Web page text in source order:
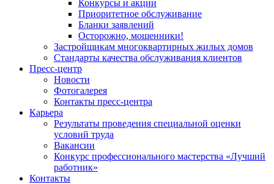
Конкурсы и акции
Приоритетное обслуживание
Бланки заявлений
Осторожно, мошенники!
Застройщикам многоквартирных жилых домов
Стандарты качества обслуживания клиентов
Пресс-центр
Новости
Фотогалерея
Контакты пресс-центра
Карьера
Результаты проведения специальной оценки
условий труда
Вакансии
Конкурс профессионального мастерства «Лучший
работник»
Контакты